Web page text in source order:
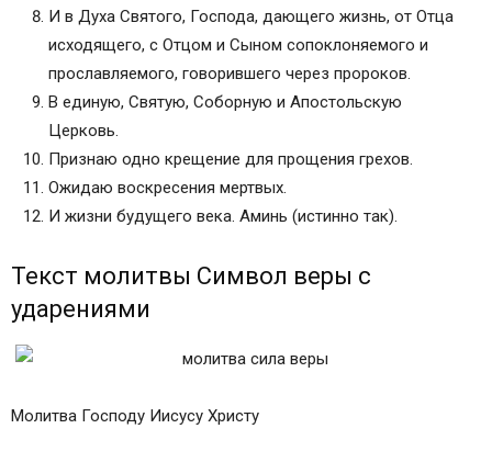
И в Духа Святого, Господа, дающего жизнь, от Отца
исходящего, с Отцом и Сыном сопоклоняемого и
прославляемого, говорившего через пророков.
В единую, Святую, Соборную и Апостольскую
Церковь.
Признаю одно крещение для прощения грехов.
Ожидаю воскресения мертвых.
И жизни будущего века. Аминь (истинно так).
Текст молитвы Символ веры с
ударениями
Молитва Господу Иисусу Христу